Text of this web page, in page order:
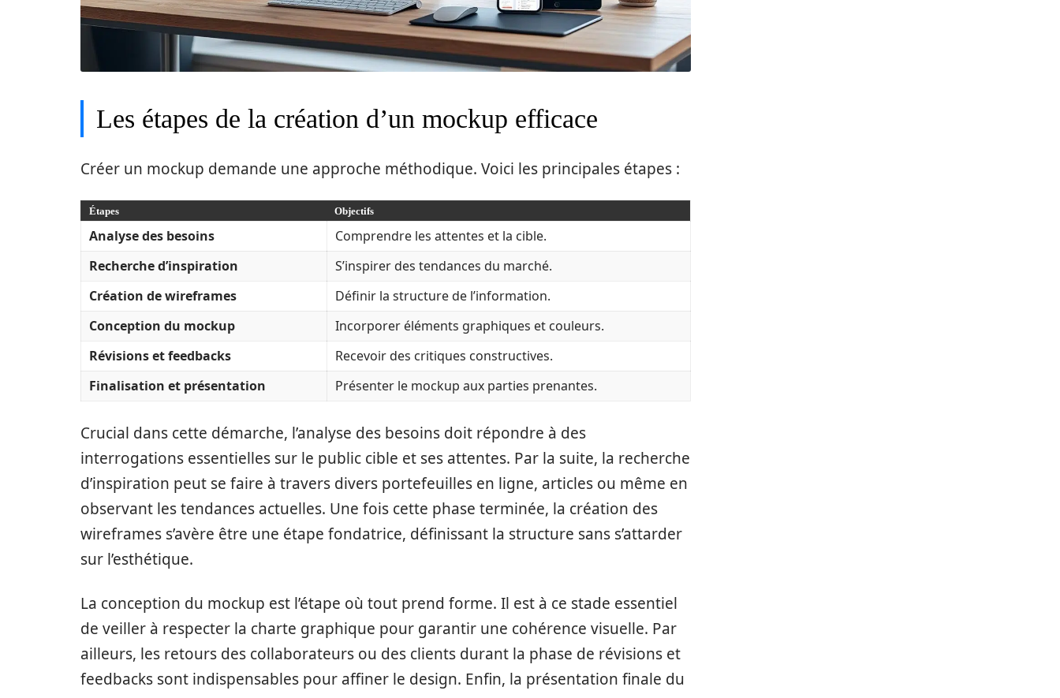
Les étapes de la création d’un mockup efficace
Créer un mockup demande une approche méthodique. Voici les principales étapes :
Étapes Objectifs
Analyse des besoins
Comprendre les attentes et la cible.
Recherche d’inspiration
S’inspirer des tendances du marché.
Création de wireframes
Définir la structure de l’information.
Conception du mockup
Incorporer éléments graphiques et couleurs.
Révisions et feedbacks
Recevoir des critiques constructives.
Finalisation et présentation
Présenter le mockup aux parties prenantes.
Crucial dans cette démarche, l’analyse des besoins doit répondre à des
interrogations essentielles sur le public cible et ses attentes. Par la suite, la recherche
d’inspiration peut se faire à travers divers portefeuilles en ligne, articles ou même en
observant les tendances actuelles. Une fois cette phase terminée, la création des
wireframes s’avère être une étape fondatrice, définissant la structure sans s’attarder
sur l’esthétique.
La conception du mockup est l’étape où tout prend forme. Il est à ce stade essentiel
de veiller à respecter la charte graphique pour garantir une cohérence visuelle. Par
ailleurs, les retours des collaborateurs ou des clients durant la phase de révisions et
feedbacks sont indispensables pour affiner le design. Enfin, la présentation finale du